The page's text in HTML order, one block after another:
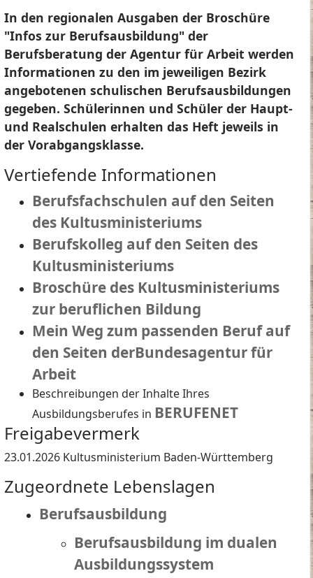
In den regionalen Ausgaben der Broschüre
"Infos zur Berufsausbildung" der
Berufsberatung der Agentur für Arbeit werden
Informationen zu den im jeweiligen Bezirk
angebotenen schulischen Berufsausbildungen
gegeben. Schülerinnen und Schüler der Haupt-
und Realschulen erhalten das Heft jeweils in
der Vorabgangsklasse.
Vertiefende Informationen
Berufsfachschulen auf den Seiten
des Kultusministeriums
Berufskolleg auf den Seiten des
Kultusministeriums
Broschüre des Kultusministeriums
zur beruflichen Bildung
Mein Weg zum passenden Beruf auf
den Seiten derBundesagentur für
Arbeit
Beschreibungen der Inhalte Ihres
Ausbildungsberufes in BERUFENET
Freigabevermerk
23.01.2026 Kultusministerium Baden-Württemberg
Zugeordnete Lebenslagen
Berufsausbildung
Berufsausbildung im dualen
Ausbildungssystem